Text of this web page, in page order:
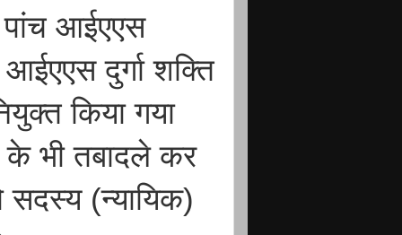
आईएएस
दुर्गा शक्ति
किया गया
भी तबादले कर
(न्यायिक)